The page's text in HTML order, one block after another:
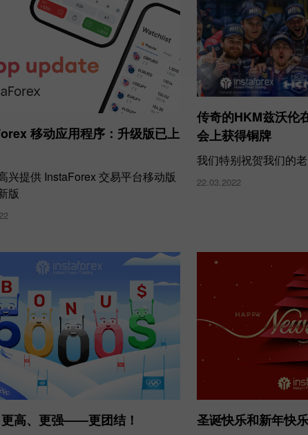
移动应用程序：升级版已上
兴提供 InstaForex 交易平台移动版
版
传奇的HKM兹沃伦
会上获得铜牌
我们特别祝贺我们的
22.03.2022
高、更强——更团结！ 圣诞快乐和新年快乐